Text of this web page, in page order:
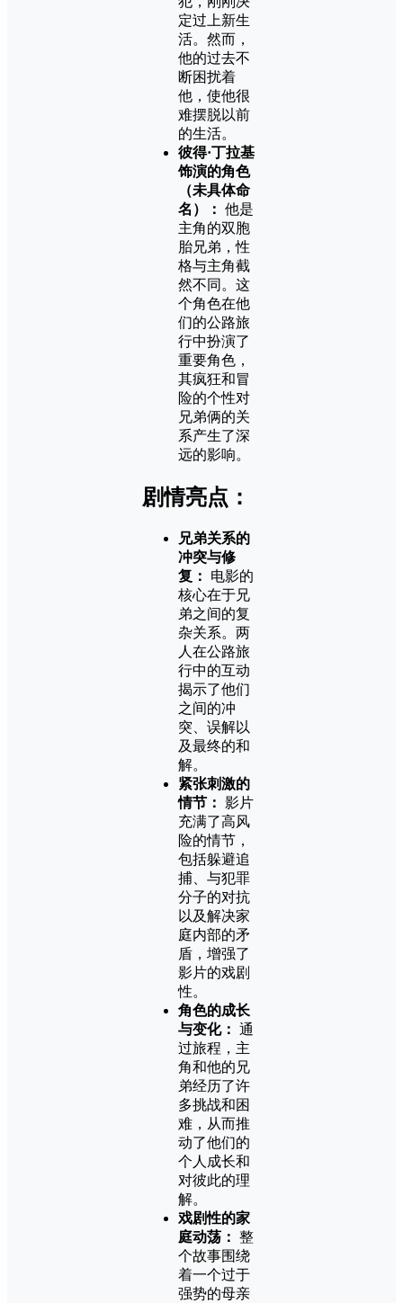
定过上新生
活。然而，
他的过去不
断困扰着
他，使他很
难摆脱以前
的生活。
彼得·丁拉基
饰演的角色
（未具体命
名）： 他是
主角的双胞
胎兄弟，性
格与主角截
然不同。这
个角色在他
们的公路旅
行中扮演了
重要角色，
其疯狂和冒
险的个性对
兄弟俩的关
系产生了深
远的影响。
剧情亮点：
兄弟关系的
冲突与修
复：
电影的
核心在于兄
弟之间的复
杂关系。两
人在公路旅
行中的互动
揭示了他们
之间的冲
突、误解以
及最终的和
解。
紧张刺激的
情节： 影片
充满了高风
险的情节，
包括躲避追
捕、与犯罪
分子的对抗
以及解决家
庭内部的矛
盾，增强了
影片的戏剧
性。
角色的成长
与变化： 通
过旅程，主
角和他的兄
弟经历了许
多挑战和困
难，从而推
动了他们的
个人成长和
对彼此的理
解。
戏剧性的家
庭动荡： 整
个故事围绕
着一个过于
强势的母亲